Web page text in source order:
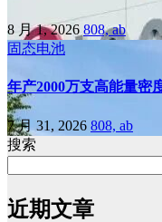
8 月 1, 2026 808, ab
固态电池
年产2000万支高能量密
7 月 31, 2026 808, ab
搜索
近期文章